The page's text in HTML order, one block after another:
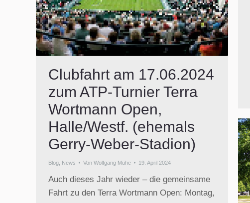
Clubfahrt am 17.06.2024
zum ATP-Turnier Terra
Wortmann Open,
Halle/Westf. (ehemals
Gerry-Weber-Stadion)
Blog News Von Wolfgang Mühe 19. April 2024
Auch dieses Jahr wieder – die gemeinsame
Fahrt zu den Terra Wortmann Open: Montag,